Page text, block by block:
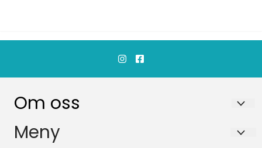
Om oss
barnigjen Lisbeth Bjørndal
Meny